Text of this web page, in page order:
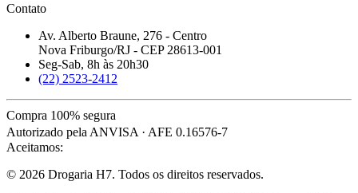
Contato
Av. Alberto Braune, 276 - Centro
Nova Friburgo/RJ - CEP 28613-001
Seg-Sab, 8h às 20h30
(22) 2523-2412
Compra 100% segura
Autorizado pela ANVISA · AFE 0.16576-7
Aceitamos:
© 2026 Drogaria H7. Todos os direitos reservados.